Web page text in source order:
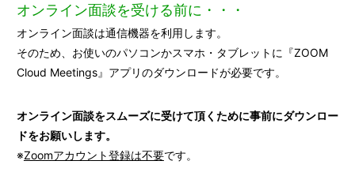
オンライン面談を受ける前に・・・
オンライン面談は通信機器を利用します。
そのため、お使いのパソコンかスマホ・タブレットに『ZOOM
Cloud Meetings』アプリのダウンロードが必要です。
オンライン面談をスムーズに受けて頂くために事前にダウンロー
ドをお願いします。
※Zoomアカウント登録は不要です。